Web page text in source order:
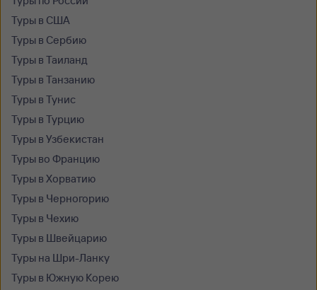
Туры в США
Туры в Сербию
Туры в Таиланд
Туры в Танзанию
Туры в Тунис
Туры в Турцию
Туры в Узбекистан
Туры во Францию
Туры в Хорватию
Туры в Черногорию
Туры в Чехию
Туры в Швейцарию
Туры на Шри-Ланку
Туры в Южную Корею